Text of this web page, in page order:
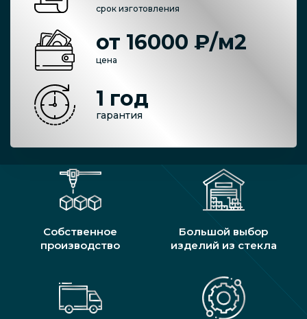
срок изготовления
от 16000 ₽/м2
цена
1 год
гарантия
Собственное
производство
Большой выбор
изделий из стекла